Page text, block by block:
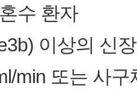
수 환자
이상의 신
min 또는 사